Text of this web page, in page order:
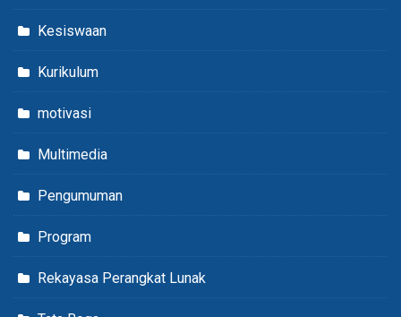
Kesiswaan
Kurikulum
motivasi
Multimedia
Pengumuman
Program
Rekayasa Perangkat Lunak